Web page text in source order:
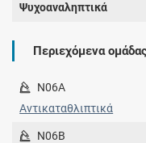
Ψυχοαναληπτικά
Περιεχόμενα
N06A
Αντικαταθλιπτικά
N06B